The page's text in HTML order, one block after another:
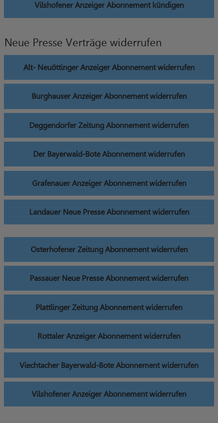
Vilshofener Anzeiger Abonnement kündigen
Neue Presse Verträge widerrufen
Alt- Neuöttinger Anzeiger Abonnement widerrufen
Burghauser Anzeiger Abonnement widerrufen
Deggendorfer Zeitung Abonnement widerrufen
Der Bayerwald-Bote Abonnement widerrufen
Grafenauer Anzeiger Abonnement widerrufen
Landauer Neue Presse Abonnement widerrufen
Osterhofener Zeitung Abonnement widerrufen
Passauer Neue Presse Abonnement widerrufen
Plattlinger Zeitung Abonnement widerrufen
Rottaler Anzeiger Abonnement widerrufen
Viechtacher Bayerwald-Bote Abonnement widerrufen
Vilshofener Anzeiger Abonnement widerrufen